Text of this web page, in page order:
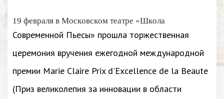
19 февраля в Московском театре «Школа
Современной Пьесы» прошла торжественная
церемония вручения ежегодной международной
премии Marie Claire Prix d'Excellence de la Beaute
(Приз великолепия за инновации в области